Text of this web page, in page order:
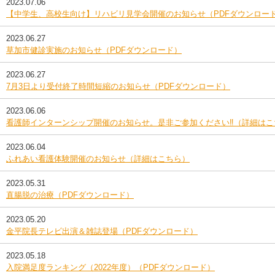
2023.07.06
【中学生、高校生向け】リハビリ見学会開催のお知らせ（PDFダウンロード
2023.06.27
草加市健診実施のお知らせ（PDFダウンロード）
2023.06.27
7月3日より受付終了時間短縮のお知らせ（PDFダウンロード）
2023.06.06
看護師インターンシップ開催のお知らせ。是非ご参加ください‼（詳細はこ
2023.06.04
ふれあい看護体験開催のお知らせ（詳細はこちら）
2023.05.31
直腸脱の治療（PDFダウンロード）
2023.05.20
金平院長テレビ出演＆雑誌登場（PDFダウンロード）
2023.05.18
入院満足度ランキング（2022年度）（PDFダウンロード）